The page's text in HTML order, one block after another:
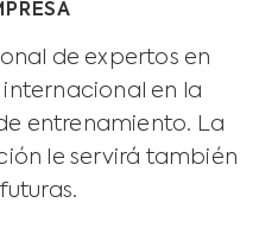
de expertos en
en la
entrenamiento. La
le servirá también